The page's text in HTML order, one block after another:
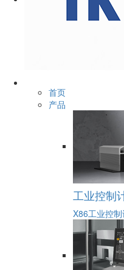
首页
产品
工业控制
X86工业控